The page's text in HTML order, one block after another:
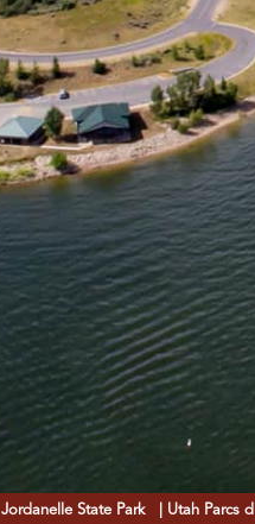
Jordanelle State Park | Utah Parcs